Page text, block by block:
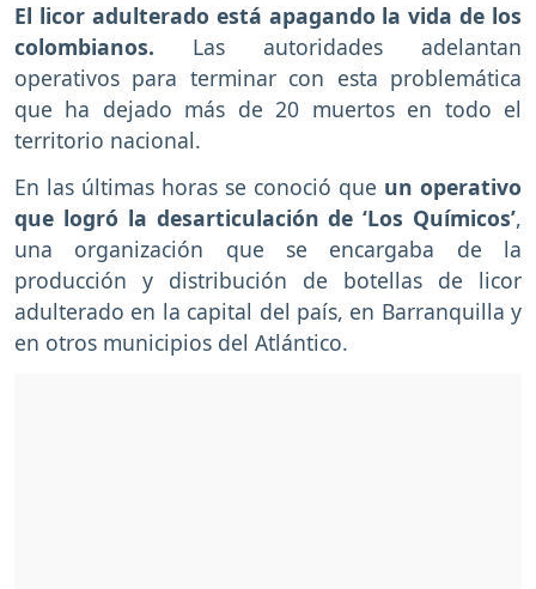
El licor adulterado está apagando la vida de los
colombianos. Las autoridades adelantan
operativos para terminar con esta problemática
que ha dejado más de 20 muertos en todo el
territorio nacional.
En las últimas horas se conoció que un operativo
que logró la desarticulación de ‘Los Químicos’,
una organización que se encargaba de la
producción y distribución de botellas de licor
adulterado en la capital del país, en Barranquilla y
en otros municipios del Atlántico.